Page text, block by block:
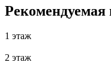
Рекомендуемая
1 этаж
2 этаж